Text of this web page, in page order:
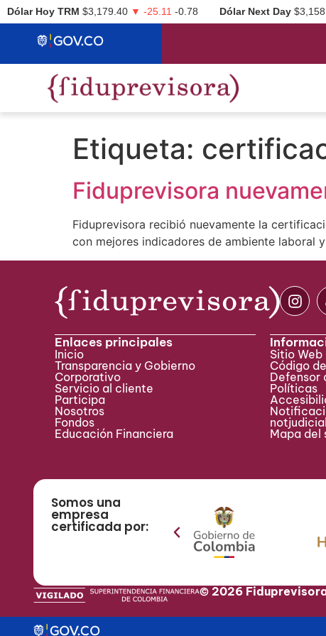
Dólar Hoy TRM $3,179.40 ▼ -25.11 -0.78 Dólar Next Day
Etiqueta:
Fiduprevisora
Fiduprevisora recibió nuevamente la
con mejores indicadores de ambiente laboral
Enlaces principales
Inicio
Transparencia y Gobierno
Corporativo
Servicio al cliente
Participa ​
Nosotros
Fondos
Educación Financiera
Sitio Web
Código
Defensor
Políticas
Mapa del
Somos una
empresa
certificada por:
© 2026